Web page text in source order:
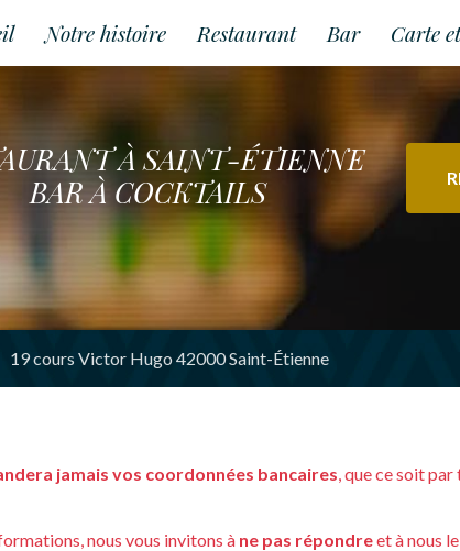
Notre histoire Restaurant Bar Carte
À SAINT-ÉTIENNE
BAR À COCKTAILS
19 cours Victor Hugo 42000 Saint-Étienne
jamais vos coordonnées bancaires, que ce soit
nous vous invitons à ne pas répondreet à nous